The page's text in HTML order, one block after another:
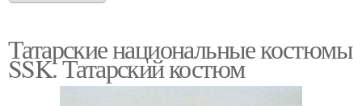
Татарские национальные костюмы
SSK. Татарский костюм